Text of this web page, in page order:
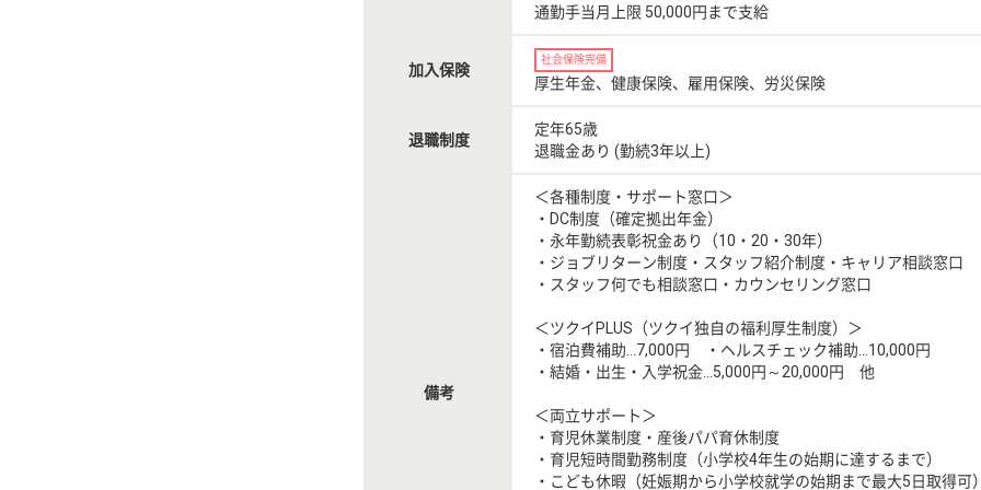
通勤手当月上限 50,000円まで支給
加入保険
社会保険完備
厚生年金、健康保険、雇用保険、労災保険
退職制度
定年65歳
退職金あり (勤続3年以上)
備考
＜各種制度・サポート窓口＞
・DC制度（確定拠出年金）
・永年勤続表彰祝金あり（10・20・30年）
・ジョブリターン制度・スタッフ紹介制度・キャリア相談窓口
・スタッフ何でも相談窓口・カウンセリング窓口
＜ツクイPLUS（ツクイ独自の福利厚生制度）＞
・宿泊費補助…7,000円 ・ヘルスチェック補助…10,000円
・結婚・出生・入学祝金…5,000円～20,000円 他
＜両立サポート＞
・育児休業制度・産後パパ育休制度
・育児短時間勤務制度（小学校4年生の始期に達するまで）
・こども休暇（妊娠期から小学校就学の始期まで最大5日取得可